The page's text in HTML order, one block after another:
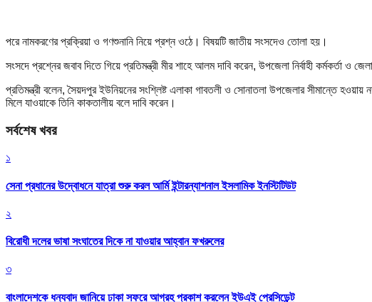
পরে নামকরণের প্রক্রিয়া ও গণশুনানি নিয়ে প্রশ্ন ওঠে। বিষয়টি জাতীয় সংসদেও তোলা হয়।
সংসদে প্রশ্নের জবাব দিতে গিয়ে প্রতিমন্ত্রী মীর শাহে আলম দাবি করেন, উপজেলা নির্বাহী কর্মকর্তা ও
প্রতিমন্ত্রী বলেন, সৈয়দপুর ইউনিয়নের সংশ্লিষ্ট এলাকা গাবতলী ও সোনাতলা উপজেলার সীমান্তে
মিলে যাওয়াকে তিনি কাকতালীয় বলে দাবি করেন।
সর্বশেষ খবর
১
সেনা প্রধানের উদ্বোধনে যাত্রা শুরু করল আর্মি ইন্টারন্যাশনাল ইসলামিক ইনস্টিটিউট
২
বিরোধী দলের ভাষা সংঘাতের দিকে না যাওয়ার আহ্বান ফখরুলের
৩
বাংলাদেশকে ধন্যবাদ জানিয়ে ঢাকা সফরে আগ্রহ প্রকাশ করলেন ইউএই প্রেসিডেন্ট